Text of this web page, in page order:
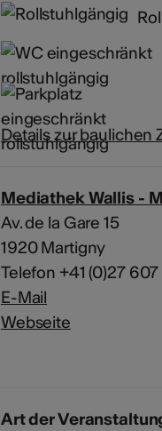
Details zur baulichen
Mediathek Wallis -
Av. de la Gare 15
1920 Martigny
Telefon +41 (0)27
E-Mail
Webseite
Art der